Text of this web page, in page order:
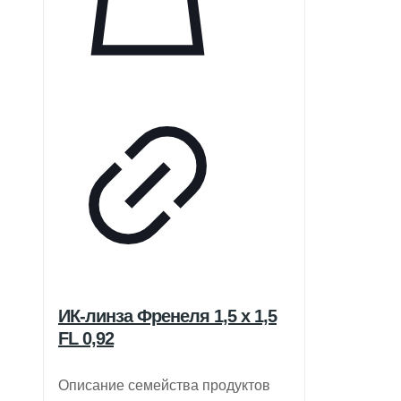
ИК-линза Френеля 1,5 x 1,5
FL 0,92
Описание семейства продуктов